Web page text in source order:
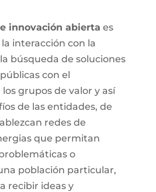
innovación abierta es
interacción con la
búsqueda de soluciones
con el
grupos de valor y así
de las entidades, de
redes de
que permitan
o
población particular,
recibir ideas y